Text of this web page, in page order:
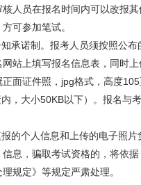
人员在报名时间内可以改报
可参加笔试。
诺制。报考人员须按照公布
站上填写报名信息表，同时
面证件照，jpg格式，高度
，大小50KB以下）。报名与
个人信息和上传的电子照片
息，骗取考试资格的，将依
规定》等规定严肃处理。